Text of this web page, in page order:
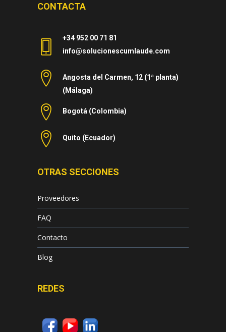
CONTACTA
+34 952 00 71 81
info@solucionescumlaude.com
Angosta del Carmen, 12 (1ª planta)
(Málaga)
Bogotá (Colombia)
Quito (Ecuador)
OTRAS SECCIONES
Proveedores
FAQ
Contacto
Blog
REDES